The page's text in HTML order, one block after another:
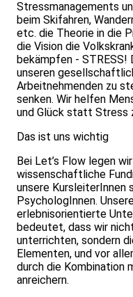
Stressmanagements
beim Skifahren,
etc. die Theorie in die
die Vision die
bekämpfen - STRESS!
unseren
Arbeitnehmenden zu
senken. Wir helfen
und Glück statt Stress
Das ist uns wichtig
Bei Let’s Flow legen
wissenschaftliche
unsere KursleiterInnen
PsychologInnen.
erlebnisorientierte
bedeutet, dass wir
unterrichten, sondern
Elementen, und vor
durch die Kombination
anreichern.